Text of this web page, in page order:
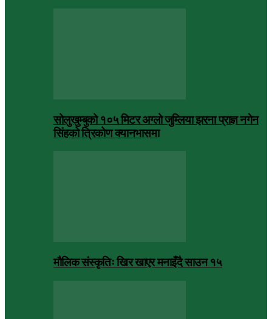
सोलुखुम्बुको १०५ मिटर अग्लो जुम्लिया झरना प्राज्ञ नगेन
सिंहको त्रिकोण क्यानभासमा
मौलिक संस्कृतिः खिर खाएर मनाइँदै साउन १५